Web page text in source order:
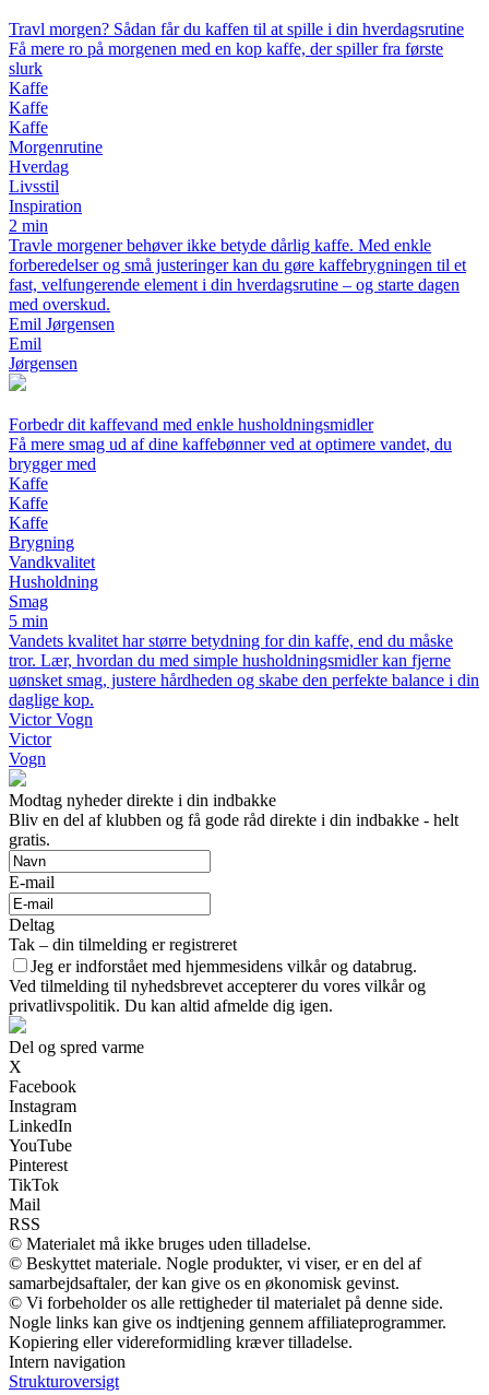
Travl morgen? Sådan får du kaffen til at spille i din hverdagsrutine
Få mere ro på morgenen med en kop kaffe, der spiller fra første
slurk
Kaffe
Kaffe
Kaffe
Morgenrutine
Hverdag
Livsstil
Inspiration
2 min
Travle morgener behøver ikke betyde dårlig kaffe. Med enkle
forberedelser og små justeringer kan du gøre kaffebrygningen til et
fast, velfungerende element i din hverdagsrutine – og starte dagen
med overskud.
Emil Jørgensen
Emil
Jørgensen
Forbedr dit kaffevand med enkle husholdningsmidler
Få mere smag ud af dine kaffebønner ved at optimere vandet, du
brygger med
Kaffe
Kaffe
Kaffe
Brygning
Vandkvalitet
Husholdning
Smag
5 min
Vandets kvalitet har større betydning for din kaffe, end du måske
tror. Lær, hvordan du med simple husholdningsmidler kan fjerne
uønsket smag, justere hårdheden og skabe den perfekte balance i din
daglige kop.
Victor Vogn
Victor
Vogn
Modtag nyheder direkte i din indbakke
Bliv en del af klubben og få gode råd direkte i din indbakke - helt
gratis.
E-mail
Deltag
Tak – din tilmelding er registreret
Jeg er indforstået med hjemmesidens vilkår og databrug.
Ved tilmelding til nyhedsbrevet accepterer du vores vilkår og
privatlivspolitik. Du kan altid afmelde dig igen.
Del og spred varme
X
Facebook
Instagram
LinkedIn
YouTube
Pinterest
TikTok
Mail
RSS
© Materialet må ikke bruges uden tilladelse.
© Beskyttet materiale. Nogle produkter, vi viser, er en del af
samarbejdsaftaler, der kan give os en økonomisk gevinst.
© Vi forbeholder os alle rettigheder til materialet på denne side.
Nogle links kan give os indtjening gennem affiliateprogrammer.
Kopiering eller videreformidling kræver tilladelse.
Intern navigation
Strukturoversigt